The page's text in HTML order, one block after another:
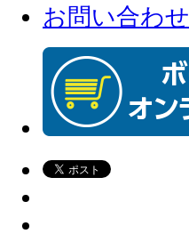
お問い合わせ